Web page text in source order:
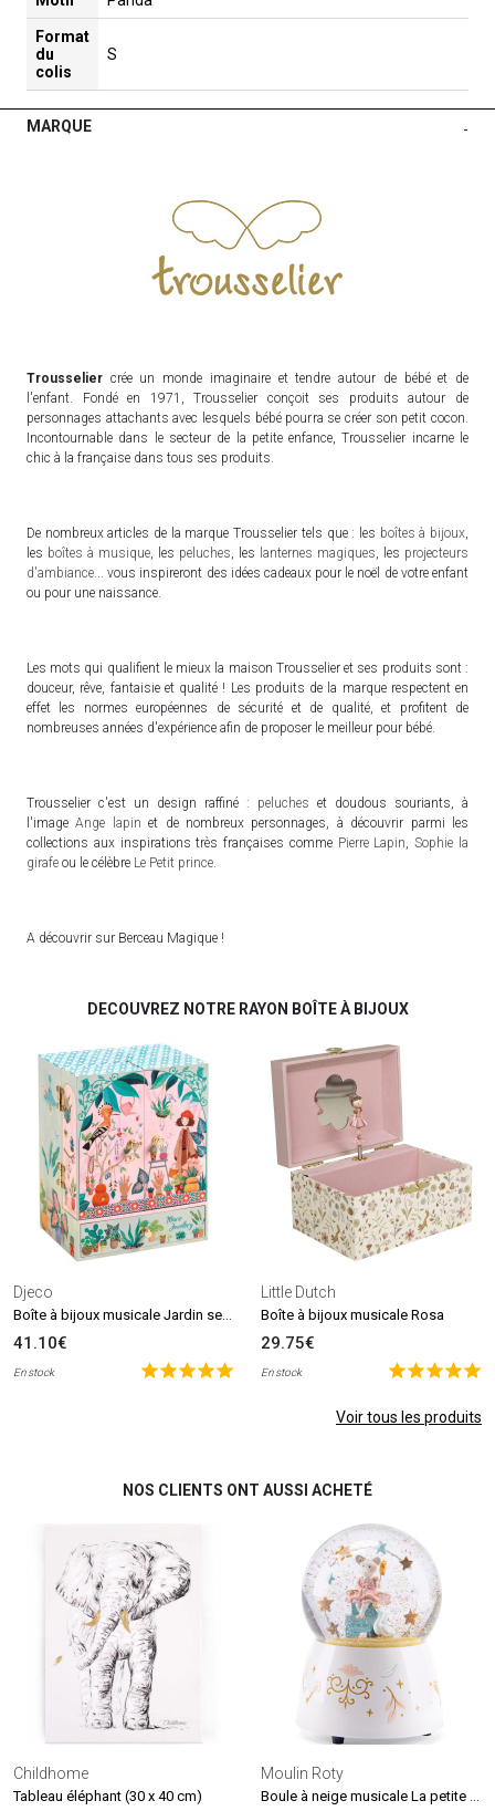
Format
du
colis
S
MARQUE -
Trousselier crée un monde imaginaire et tendre autour de bébé et de
l'enfant. Fondé en 1971, Trousselier conçoit ses produits autour de
personnages attachants avec lesquels bébé pourra se créer son petit cocon.
Incontournable dans le secteur de la petite enfance, Trousselier incarne le
chic à la française dans tous ses produits.
De nombreux articles de la marque Trousselier tels que : les boîtes à bijoux,
les boîtes à musique, les peluches, les lanternes magiques, les projecteurs
d'ambiance... vous inspireront des idées cadeaux pour le noël de votre enfant
ou pour une naissance.
Les mots qui qualifient le mieux la maison Trousselier et ses produits sont :
douceur, rêve, fantaisie et qualité ! Les produits de la marque respectent en
effet les normes européennes de sécurité et de qualité, et profitent de
nombreuses années d'expérience afin de proposer le meilleur pour bébé.
Trousselier c'est un design raffiné : peluches et doudous souriants, à
l'imageAnge lapin et de nombreux personnages, à découvrir parmi les
collections aux inspirations très françaises comme Pierre Lapin,Sophie la
girafe ou le célèbre Le Petit prince.
A découvrir sur Berceau Magique !
DECOUVREZ NOTRE RAYON BOÎTE À BIJOUX
Djeco
41.10€
En stock
Little Dutch
Boîte à bijoux musicale Rosa
29.75€
En stock
Voir tous les produits
NOS CLIENTS ONT AUSSI ACHETÉ
Childhome
Tableau éléphant (30 x 40 cm)
Moulin Roty